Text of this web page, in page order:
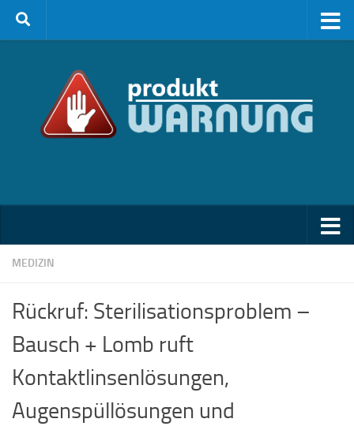
Zum Inhalt springen
MEDIZIN
Rückruf: Sterilisationsproblem –
Bausch + Lomb ruft
Kontaktlinsenlösungen,
Augenspüllösungen und